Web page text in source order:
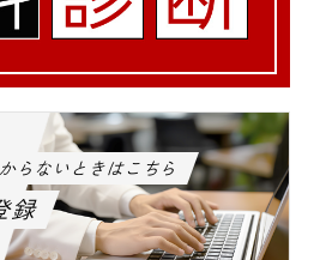
らないときはこちら
録